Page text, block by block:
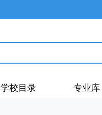
学校目录 专业库